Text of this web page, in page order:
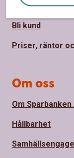
Hitta
Bli kund
Priser, räntor
Om oss
Om
Hållbarhet